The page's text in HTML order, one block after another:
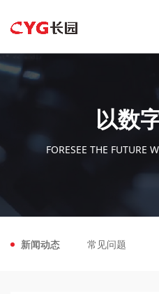
以数
FORESEE THE FUTURE
新闻动态 常见问题